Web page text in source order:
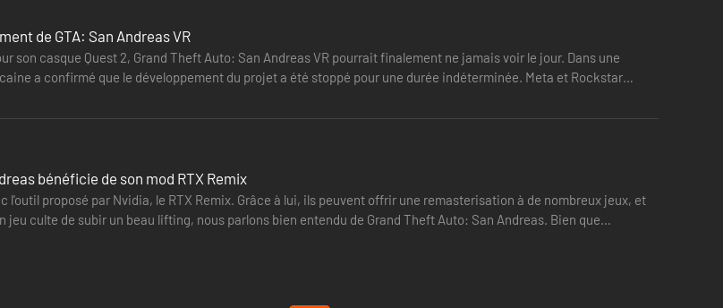
de GTA: San Andreas VR
son casque Quest 2, Grand Theft Auto: San Andreas VR pourrait finalement ne jamais voir le jour. Dans une
a confirmé que le développement du projet a été stoppé pour une durée indéterminée. Meta et Rockstar
bénéficie de son mod RTX Remix
l'outil proposé par Nvidia, le RTX Remix. Grâce à lui, ils peuvent offrir une remasterisation à de nombreux jeux, et
jeu culte de subir un beau lifting, nous parlons bien entendu de Grand Theft Auto: San Andreas. Bien que